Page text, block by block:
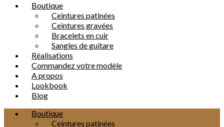
Boutique
Ceintures patinées
Ceintures gravées
Bracelets en cuir
Sangles de guitare
Réalisations
Commandez votre modèle
A propos
Lookbook
Blog
Boutique
Ceintures patinées